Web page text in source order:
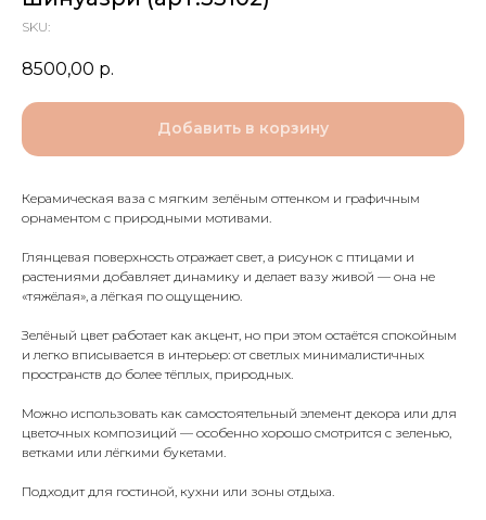
SKU:
8500,00 р.
Добавить в корзину
Керамическая ваза с мягким зелёным оттенком и графичным
орнаментом с природными мотивами.
Глянцевая поверхность отражает свет, а рисунок с птицами и
растениями добавляет динамику и делает вазу живой — она не
«тяжёлая», а лёгкая по ощущению.
Зелёный цвет работает как акцент, но при этом остаётся спокойным
и легко вписывается в интерьер: от светлых минималистичных
пространств до более тёплых, природных.
Можно использовать как самостоятельный элемент декора или для
цветочных композиций — особенно хорошо смотрится с зеленью,
ветками или лёгкими букетами.
Подходит для гостиной, кухни или зоны отдыха.